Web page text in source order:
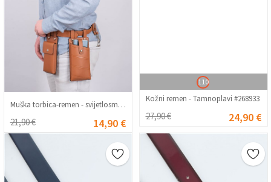
Muška torbica-remen - svijetlosmeđi #002
21,90 € 14,90 €
110
Kožni remen - Tamnoplavi #268933
27,90 € 24,90 €